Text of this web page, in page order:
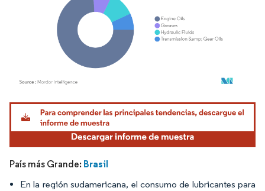
Imagen © Mordor Intelligence. El uso requiere atribución según CC BY 4.0.
País más Grande: Brasil
En la región sudamericana, el consumo de lubricantes para